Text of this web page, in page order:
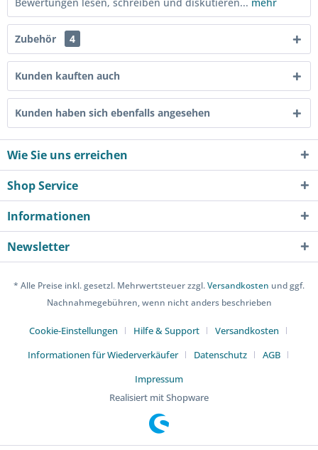
Zubehör 4
Kunden kauften auch
Kunden haben sich ebenfalls angesehen
Wie Sie uns erreichen
Shop Service
Informationen
Newsletter
* Alle Preise inkl. gesetzl. Mehrwertsteuer zzgl.Versandkosten und ggf.
Nachnahmegebühren, wenn nicht anders beschrieben
Cookie-Einstellungen Hilfe & Support
Versandkosten
Informationen für Wiederverkäufer
Datenschutz
AGB
Impressum
Realisiert mit Shopware